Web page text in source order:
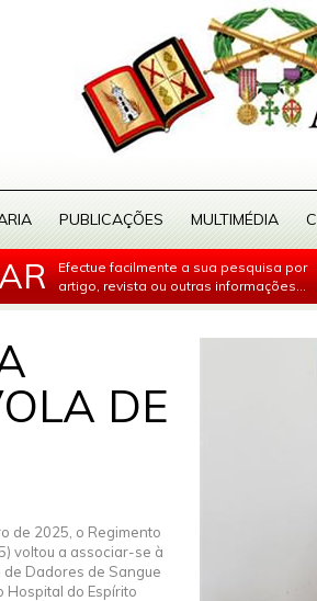
PUBLICAÇÕES MULTIMÉDIA
Efectue facilmente a sua pesquisa por
artigo, revista ou outras informações...
DE
de 2025, o Regimento
voltou a associar-se à
Dadores de Sangue
Hospital do Espírito